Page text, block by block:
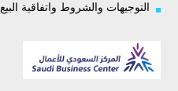
التوجيهات والشروط واتفاقية البيع